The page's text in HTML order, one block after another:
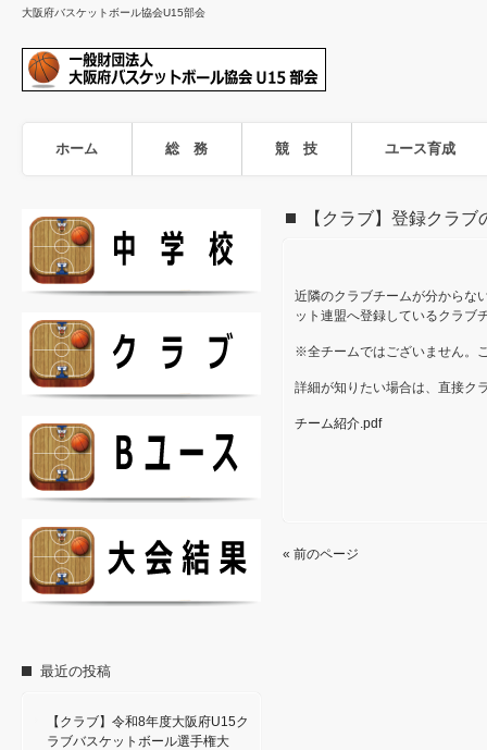
大阪府バスケットボール協会U15部会
ホーム 総 務 競 技 ユース育成
【クラブ】登録クラブ
近隣のクラブチームが分からな
ット連盟へ登録しているクラブ
※全チームではございません。
詳細が知りたい場合は、直接ク
チーム紹介.pdf
« 前のページ
最近の投稿
【クラブ】令和8年度大阪府U15ク
ラブバスケットボール選手権大